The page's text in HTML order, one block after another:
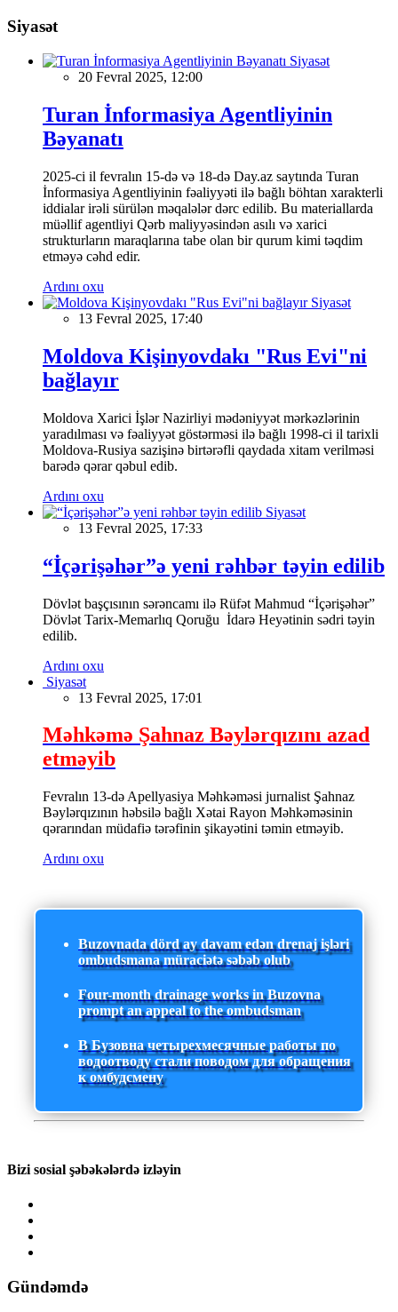
Siyasət
Siyasət
20 Fevral 2025, 12:00
Turan İnformasiya Agentliyinin
Bəyanatı
2025-ci il fevralın 15-də və 18-də Day.az saytında Turan
İnformasiya Agentliyinin fəaliyyəti ilə bağlı böhtan xarakterli
iddialar irəli sürülən məqalələr dərc edilib. Bu materiallarda
müəllif agentliyi Qərb maliyyəsindən asılı və xarici
strukturların maraqlarına tabe olan bir qurum kimi təqdim
etməyə cəhd edir.
Ardını oxu
Siyasət
13 Fevral 2025, 17:40
Moldova Kişinyovdakı "Rus Evi"ni
bağlayır
Moldova Xarici İşlər Nazirliyi mədəniyyət mərkəzlərinin
yaradılması və fəaliyyət göstərməsi ilə bağlı 1998-ci il tarixli
Moldova-Rusiya sazişinə birtərəfli qaydada xitam verilməsi
barədə qərar qəbul edib.
Ardını oxu
Siyasət
13 Fevral 2025, 17:33
“İçərişəhər”ə yeni rəhbər təyin edilib
Dövlət başçısının sərəncamı ilə Rüfət Mahmud “İçərişəhər”
Dövlət Tarix-Memarlıq Qoruğu İdarə Heyətinin sədri təyin
edilib.
Ardını oxu
Siyasət
13 Fevral 2025, 17:01
Məhkəmə Şahnaz Bəylərqızını azad
etməyib
Fevralın 13-də Apellyasiya Məhkəməsi jurnalist Şahnaz
Bəylərqızının həbsilə bağlı Xətai Rayon Məhkəməsinin
qərarından müdafiə tərəfinin şikayətini təmin etməyib.
Ardını oxu
Buzovnada dörd ay davam edən drenaj işləri
ombudsmana müraciətə səbəb olub
Four-month drainage works in Buzovna
prompt an appeal to the ombudsman
В Бузовна четырехмесячные работы по
водоотводу стали поводом для обращения
к омбудсмену
Bizi sosial şəbəkələrdə izləyin
Gündəmdə